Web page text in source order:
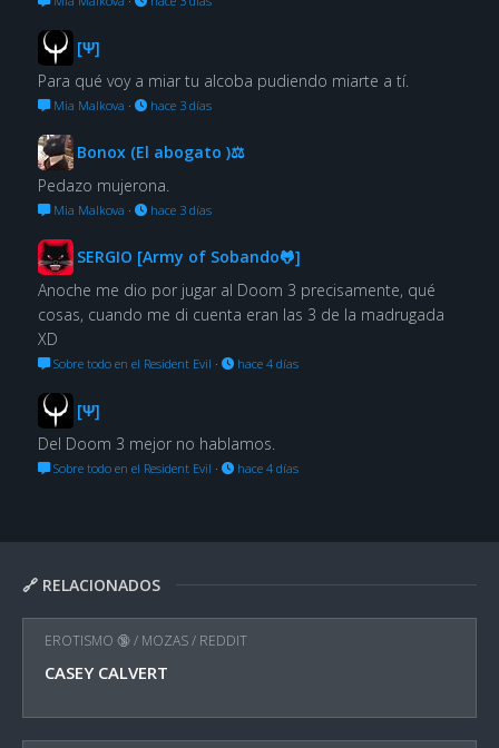
🔗 RELACIONADOS
EROTISMO 🔞/ MOZAS/ REDDIT
CASEY CALVERT
[Ψ]
Para qué voy a miar tu alcoba pudiendo miarte a tí.
Mia Malkova · hace 3 días
Bonox (El abogato )⚖
Pedazo mujerona.
Mia Malkova · hace 3 días
SERGIO [Army of Sobando🐸]
Anoche me dio por jugar al Doom 3 precisamente, qué
cosas, cuando me di cuenta eran las 3 de la madrugada
XD
Sobre todo en el Resident Evil · hace 4 días
[Ψ]
Del Doom 3 mejor no hablamos.
Sobre todo en el Resident Evil · hace 4 días